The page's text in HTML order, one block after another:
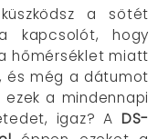
a sötét
kapcsolót, hogy
hőmérséklet miatt
és még a dátumot
a mindennapi
igaz? A DS-